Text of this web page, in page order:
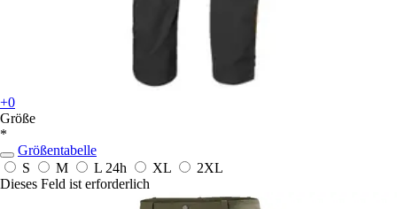
+0
Größe
*
Größentabelle
S
M L 24h XL
2XL
Dieses Feld ist erforderlich